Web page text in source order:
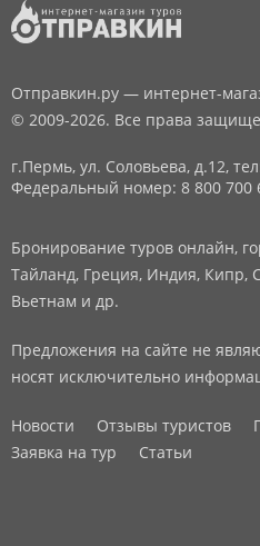
Отправкин.ру — интернет-
© 2009-2026. Все права
г.Пермь, ул. Соловьева, д.12,
Федеральный номер: 8 800 700
Бронирование туров онлайн,
Тайланд, Греция, Индия, Кипр,
Вьетнам и др.
Предложения на сайте не
носят исключительно
Новости Отзывы туристов
Заявка на тур
Статьи